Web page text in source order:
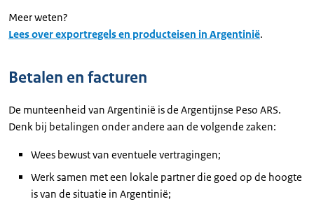
Meer weten?
Lees over exportregels en producteisen in Argentinië.
Betalen en facturen
De munteenheid van Argentinië is de Argentijnse Peso ARS.
Denk bij betalingen onder andere aan de volgende zaken:
Wees bewust van eventuele vertragingen;
Werk samen met een lokale partner die goed op de hoogte
is van de situatie in Argentinië;